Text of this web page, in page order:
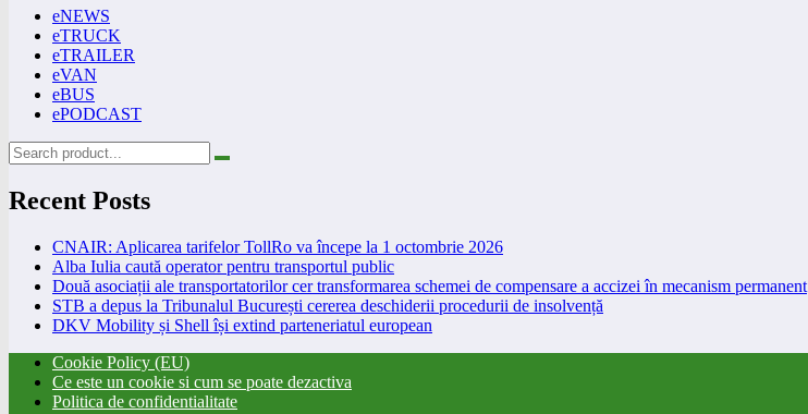
eNEWS
eTRUCK
eTRAILER
eVAN
eBUS
ePODCAST
Recent Posts
CNAIR: Aplicarea tarifelor TollRo va începe la 1 octombrie 2026
Alba Iulia caută operator pentru transportul public
Două asociații ale transportatorilor cer transformarea schemei de compensare a accizei în mecanism permanent
STB a depus la Tribunalul București cererea deschiderii procedurii de insolvență
DKV Mobility și Shell își extind parteneriatul european
Cookie Policy (EU)
Ce este un cookie si cum se poate dezactiva
Politica de confidentialitate